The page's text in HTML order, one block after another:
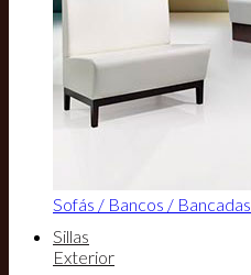
Sofás / Bancos / Bancadas
Sillas
Exterior